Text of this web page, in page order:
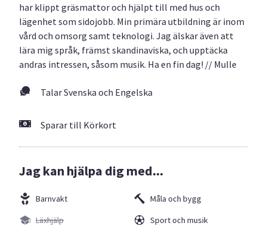
har klippt gräsmattor och hjälpt till med hus och
lägenhet som sidojobb. Min primära utbildning är inom
vård och omsorg samt teknologi. Jag älskar även att
lära mig språk, främst skandinaviska, och upptäcka
andras intressen, såsom musik. Ha en fin dag! // Mulle
Talar Svenska och Engelska
Sparar till Körkort
Jag kan hjälpa dig med...
Barnvakt
Läxhjälp
Måla och bygg
Sport och musik